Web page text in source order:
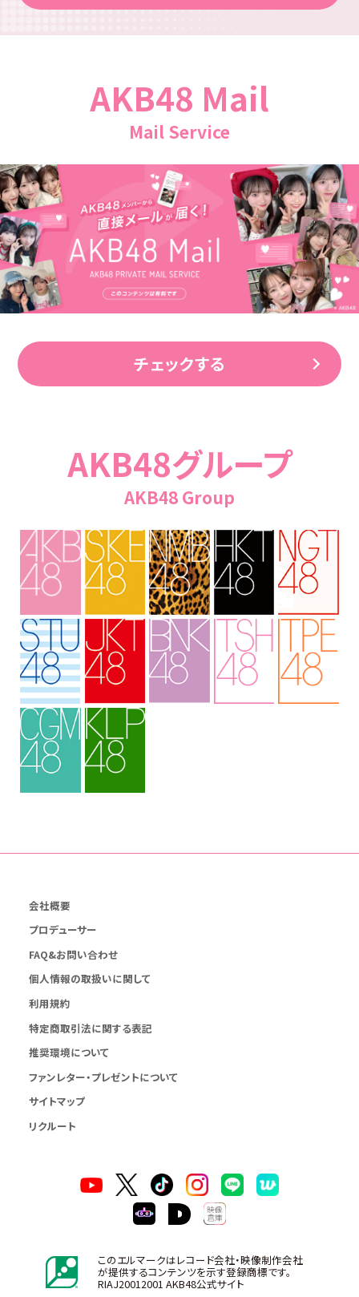
AKB48 Mail
Mail Service
チェックする
AKB48グループ
AKB48 Group
会社概要
プロデューサー
FAQ&お問い合わせ
個人情報の取扱いに関して
利用規約
特定商取引法に関する表記
推奨環境について
ファンレター・プレゼントについて
サイトマップ
リクルート
このエルマークはレコード会社・映像制作会社
が提供するコンテンツを示す登録商標です。
RIAJ20012001 AKB48公式サイト